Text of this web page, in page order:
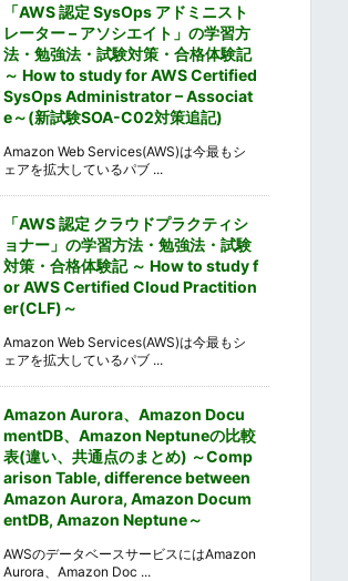
「AWS 認定 SysOps アドミニスト
レーター – アソシエイト」の学習方
法・勉強法・試験対策・合格体験記
～ How to study for AWS Certified
SysOps Administrator – Associat
e～(新試験SOA-C02対策追記)
Amazon Web Services(AWS)は今最もシ
ェアを拡大しているパブ ...
「AWS 認定 クラウドプラクティシ
ョナー」の学習方法・勉強法・試験
対策・合格体験記 ～ How to study f
or AWS Certified Cloud Practition
er(CLF)～
Amazon Web Services(AWS)は今最もシ
ェアを拡大しているパブ ...
Amazon Aurora、Amazon Docu
mentDB、Amazon Neptuneの比較
表(違い、共通点のまとめ) ～Comp
arison Table, difference between
Amazon Aurora, Amazon Docum
entDB, Amazon Neptune～
AWSのデータベースサービスにはAmazon
Aurora、Amazon Doc ...